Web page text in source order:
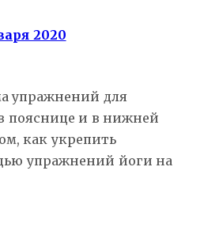
2020
упражнений для
пояснице и в нижней
как укрепить
упражнений йоги на